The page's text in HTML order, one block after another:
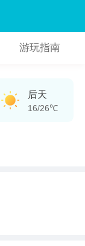
游玩指南
后天
16/26℃